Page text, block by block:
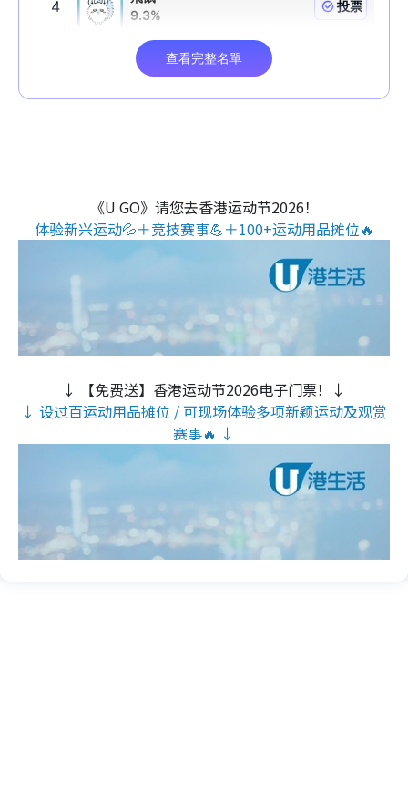
《U GO》请您去香港运动节2026！
体验新兴运动💦＋竞技赛事💪＋100+运动用品摊位🔥
↓ 【免费送】香港运动节2026电子门票！↓
↓ 设过百运动用品摊位 / 可现场体验多项新颖运动及观赏
赛事🔥 ↓